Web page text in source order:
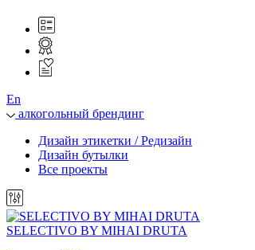
En
алкогольный брендинг
Дизайн этикетки / Редизайн
Дизайн бутылки
Все проекты
SELECTIVO BY MIHAI DRUTA